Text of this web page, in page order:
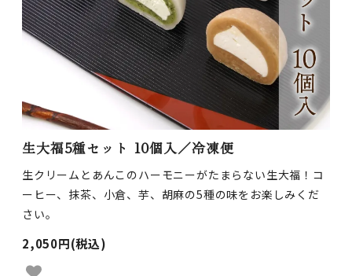
生大福5種セット 10個入／冷凍便
生クリームとあんこのハーモニーがたまらない生大福！コ
ーヒー、抹茶、小倉、芋、胡麻の5種の味をお楽しみくだ
さい。
2,050円(税込)